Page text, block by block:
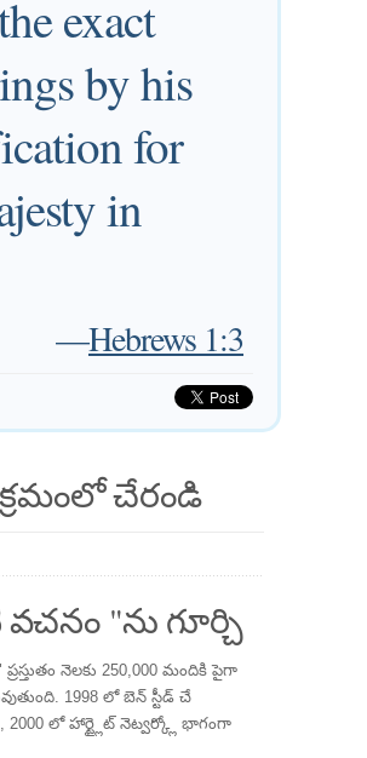
exact
by his
for
in
—Hebrews 1:3
చేరండి
"ను గూర్చి
నెలకు 250,000 మందికి పైగా
1998 లో బెన్ స్టీడ్ చే
2000 లో హార్ట్లైట్ నెట్వర్క్లో భాగంగా